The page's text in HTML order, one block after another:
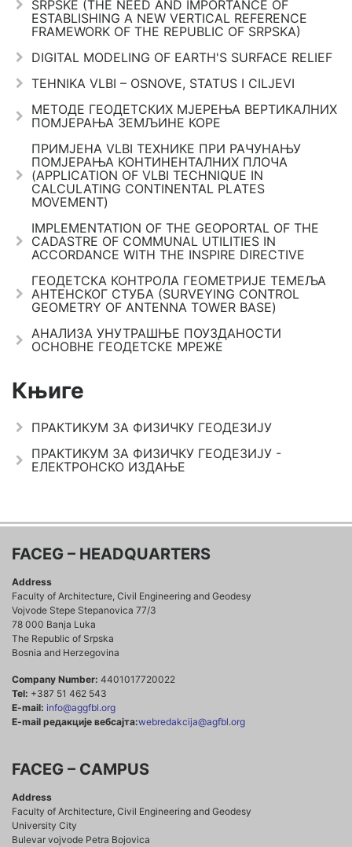
SRPSKE (THE NEED AND IMPORTANCE OF
ESTABLISHING A NEW VERTICAL REFERENCE
FRAMEWORK OF THE REPUBLIC OF SRPSKA)
DIGITAL MODELING OF EARTH'S SURFACE RELIEF
TEHNIKA VLBI – OSNOVE, STATUS I CILJEVI
МЕТОДЕ ГЕОДЕТСКИХ МЈЕРЕЊА ВЕРТИКАЛНИХ
ПОМЈЕРАЊА ЗЕМЉИНЕ КОРЕ
ПРИМЈЕНА VLBI ТЕХНИКЕ ПРИ РАЧУНАЊУ
ПОМЈЕРАЊА КОНТИНЕНТАЛНИХ ПЛОЧА
(APPLICATION OF VLBI TECHNIQUE IN
CALCULATING CONTINENTAL PLATES
MOVEMENT)
IMPLEMENTATION OF THE GEOPORTAL OF THE
CADASTRE OF COMMUNAL UTILITIES IN
ACCORDANCE WITH THE INSPIRE DIRECTIVE
ГЕОДЕТСКА КОНТРОЛА ГЕОМЕТРИЈЕ ТЕМЕЉА
АНТЕНСКОГ СТУБА (SURVEYING CONTROL
GEOMETRY OF ANTENNA TOWER BASE)
АНАЛИЗА УНУТРАШЊЕ ПОУЗДАНОСТИ
ОСНОВНЕ ГЕОДЕТСКЕ МРЕЖЕ
Књиге
ПРАКТИКУМ ЗА ФИЗИЧКУ ГЕОДЕЗИЈУ
ПРАКТИКУМ ЗА ФИЗИЧКУ ГЕОДЕЗИЈУ -
ЕЛЕКТРОНСКО ИЗДАЊЕ
FACEG – HEADQUARTERS
Address
Faculty of Architecture, Civil Engineering and Geodesy
Vojvode Stepe Stepanovica 77/3
78 000 Banja Luka
The Republic of Srpska
Bosnia and Herzegovina
Company Number: 4401017720022
Tel: +387 51 462 543
E-mail: info@aggfbl.org
E-mail редакције вебсајта:webredakcija@agfbl.org
FACEG – CAMPUS
Address
Faculty of Architecture, Civil Engineering and Geodesy
University City
Bulevar vojvode Petra Bojovica